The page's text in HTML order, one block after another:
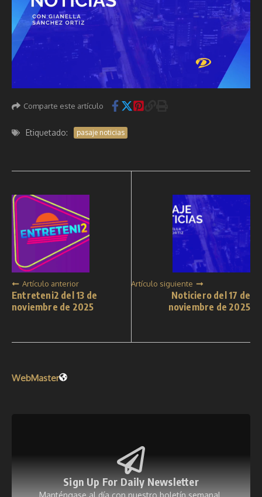
Comparte este artículo
Etiquetado: pasaje noticias
Artículo anterior
Entreteni2 del 13 de
noviembre de 2025
Artículo siguiente
Noticiero del 17 de
noviembre de 2025
WebMaster
Sign Up For Daily Newsletter
Manténgase al día con nuestro boletín semanal.